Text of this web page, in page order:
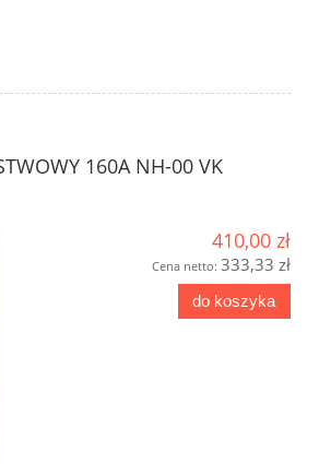
160A NH-00 VK
410,00 zł
Cena netto: 333,33 zł
do koszyka